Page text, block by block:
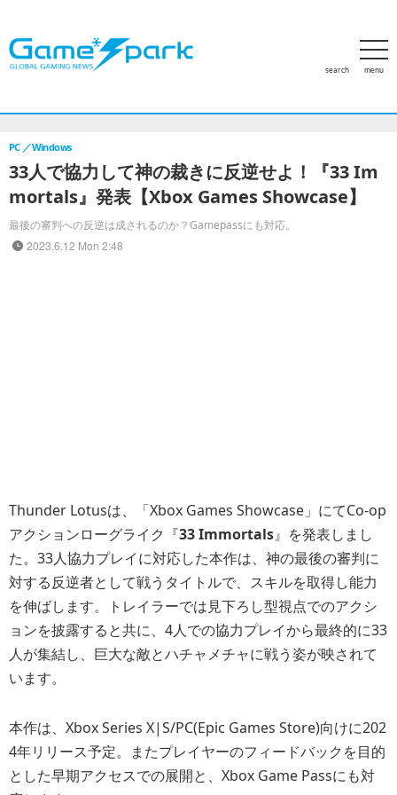
menu
search
33人で協力して神の裁きに反逆せよ！『33 Im
mortals』発表【Xbox Games Showcase】
最後の審判への反逆は成されるのか？Gamepassにも対応。
PC Windows
2023.6.12 Mon 2:48
Thunder Lotusは、「Xbox Games Showcase」にてCo-op
アクションローグライク『33 Immortals』を発表しまし
た。33人協力プレイに対応した本作は、神の最後の審判に
対する反逆者として戦うタイトルで、スキルを取得し能力
を伸ばします。トレイラーでは見下ろし型視点でのアクシ
ョンを披露すると共に、4人での協力プレイから最終的に33
人が集結し、巨大な敵とハチャメチャに戦う姿が映されて
います。
本作は、Xbox Series X|S/PC(Epic Games Store)向けに202
4年リリース予定。またプレイヤーのフィードバックを目的
とした早期アクセスでの展開と、Xbox Game Passにも対